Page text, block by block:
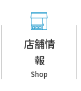
店舗情
報
Shop